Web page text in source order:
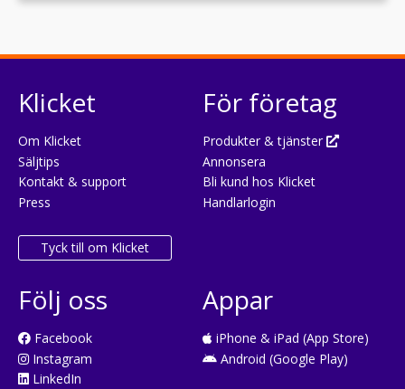
Klicket
Om Klicket
Säljtips
Kontakt & support
Press
Tyck till om Klicket
För företag
Produkter & tjänster
Annonsera
Bli kund hos Klicket
Handlarlogin
Följ oss
Facebook
Instagram
LinkedIn
Appar
iPhone & iPad (App Store)
Android (Google Play)